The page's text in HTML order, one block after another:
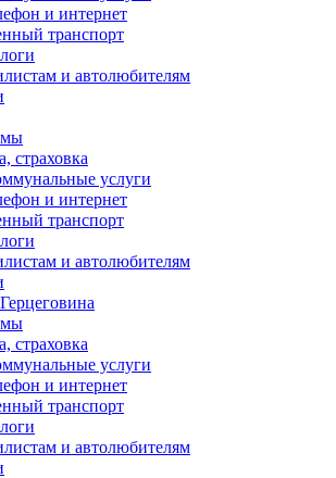
и интернет
транспорт
и автолюбителям
услуги
и интернет
транспорт
и автолюбителям
услуги
и интернет
транспорт
и автолюбителям